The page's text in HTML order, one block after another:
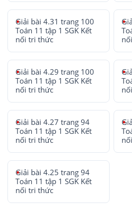
Giải bài 4.31 trang 100
Toán 11 tập 1 SGK Kết
nối tri thức
Giải bài 4.29 trang 100
Toán 11 tập 1 SGK Kết
nối tri thức
Giải bài 4.27 trang 94
Toán 11 tập 1 SGK Kết
nối tri thức
Giải bài 4.25 trang 94
Toán 11 tập 1 SGK Kết
nối tri thức